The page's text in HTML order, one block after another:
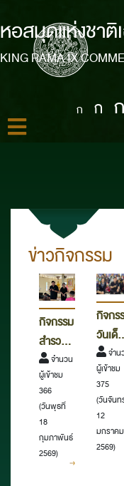
หอสมุดแห่งชา
KING RAMA IX
ก ก ก
ข่าวกิจกรรม
กิจกรรม
สำรวจ
และสร้าง
เครือ
ข่าย
อนุรักษ์
เอกสาร
โบราณ
จำนวน
ผู้เข้าชม
366
(วันพุธที่
18
กุมภาพันธ์
2569)
กิจกร
วันเด็ก
แห่งช
ประจำปี
2569
จำน
ผู้เข้าชม
375
(วันจันท
12
มกราคม
2569)